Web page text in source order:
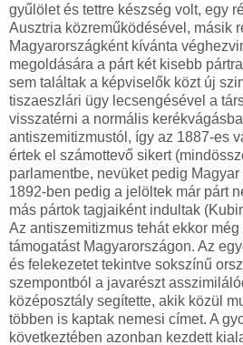
gyűlölet és tettre készség volt, egy
Ausztria közreműködésével, másik
Magyarországként kívánta
megoldására a párt két kisebb
sem találtak a képviselők közt új
tiszaeszlári ügy lecsengésével a
visszatérni a normális
antiszemitizmustól, így az 1887-es
értek el számottevő sikert
parlamentbe, nevüket pedig
1892-ben pedig a jelöltek már párt
más pártok tagjaiként indultak
Az antiszemitizmus tehát ekkor
támogatást Magyarországon. Az
és felekezetet tekintve sokszínű
szempontból a javarészt
középosztály segítette, akik közül
többen is kaptak nemesi címet. A
következtében azonban kezdett